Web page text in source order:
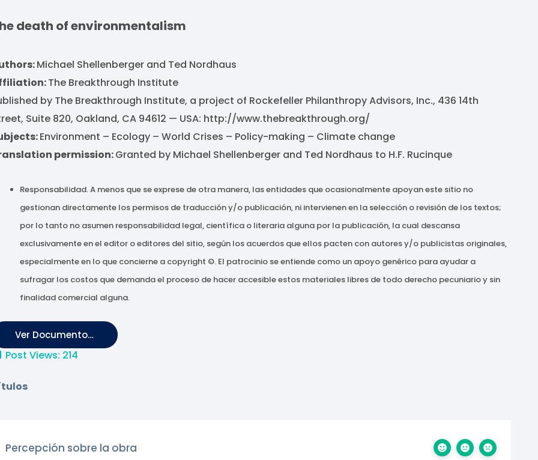
death of environmentalism
Michael Shellenberger and Ted Nordhaus
The Breakthrough Institute
by The Breakthrough Institute, a project of Rockefeller Philanthropy Advisors, Inc., 436 14th
Suite 820, Oakland, CA 94612 — USA: http://www.thebreakthrough.org/
Environment – Ecology – World Crises – Policy-making – Climate change
permission:Granted by Michael Shellenberger and Ted Nordhaus to H.F. Rucinque
Responsabilidad. A menos que se exprese de otra manera, las entidades que ocasionalmente apoyan este sitio no
gestionan directamente los permisos de traducción y/o publicación, ni intervienen en la selección o revisión de los textos;
por lo tanto no asumen responsabilidad legal, científica o literaria alguna por la publicación, la cual descansa
exclusivamente en el editor o editores del sitio, según los acuerdos que ellos pacten con autores y/o publicistas originales,
especialmente en lo que concierne a copyright ©. El patrocinio se entiende como un apoyo genérico para ayudar a
sufragar los costos que demanda el proceso de hacer accesible estos materiales libres de todo derecho pecuniario y sin
finalidad comercial alguna.
Ver Documento…
Post Views: 214
Percepción sobre la obra